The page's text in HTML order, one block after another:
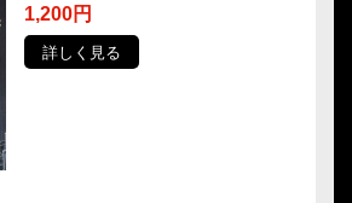
1,200円
詳しく見る